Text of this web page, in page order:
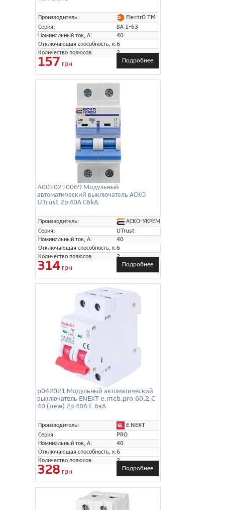
Производитель:
ElectrO TM
Серия:
ВА 1-63
Номинальный ток, А:
40
Отключающая способность, кА:
6
Количество полюсов:
2
157 грн Подробнее
A0010210069 Модульный
автоматический выключатель АСКО
UTrust 2р 40А С6kA
Производитель:
АСКО-УКРЕМ
Серия:
UTrust
Номинальный ток, А:
40
Отключающая способность, кА:
6
Количество полюсов:
2
314грн Подробнее
p042021 Модульный автоматический
выключатель ENEXT e.mcb.pro.60.2.C
40 (new) 2р 40А C 6кА
Производитель:
E.NEXT
Серия:
PRO
Номинальный ток, А:
40
Отключающая способность, кА:
6
Количество полюсов:
2
328 грн Подробнее